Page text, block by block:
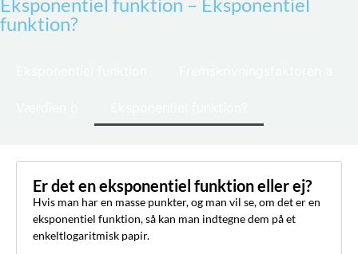
funktion?
Er det en eksponentiel funktion eller ej?
Hvis man har en masse punkter, og man vil se, om det er en
eksponentiel funktion, så kan man indtegne dem på et
enkeltlogaritmisk papir.